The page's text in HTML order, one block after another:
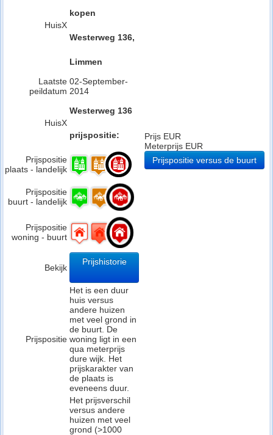
HuisX
kopen
Westerweg 136,
Limmen
Laatste
peildatum
02-September-
2014
HuisX
Westerweg 136
prijspositie:
Prijspositie
plaats - landelijk
Prijspositie
buurt - landelijk
Prijspositie
woning - buurt
Bekijk
Prijshistorie
Prijspositie
Het is een duur
huis versus
andere huizen
met veel grond in
de buurt. De
woning ligt in een
qua meterprijs
dure wijk. Het
prijskarakter van
de plaats is
eveneens duur.
Het prijsverschil
versus andere
huizen met veel
grond (>1000
Prijs EUR
Meterprijs EUR
Prijspositie versus de buurt